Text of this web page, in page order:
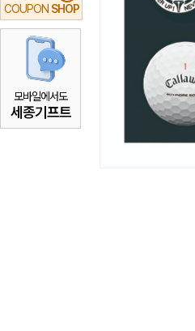
COUPON SHOP
모바일에서도
세종기프트